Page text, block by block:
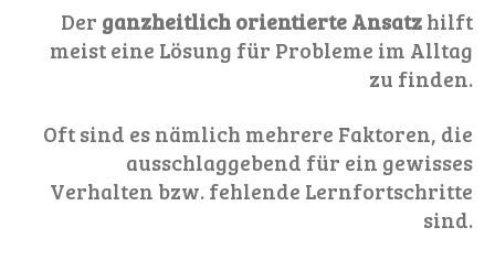
Der ganzheitlich orientierte Ansatz hilft
meist eine Lösung für Probleme im Alltag
zu finden.
Oft sind es nämlich mehrere Faktoren, die
ausschlaggebend für ein gewisses
Verhalten bzw. fehlende Lernfortschritte
sind.